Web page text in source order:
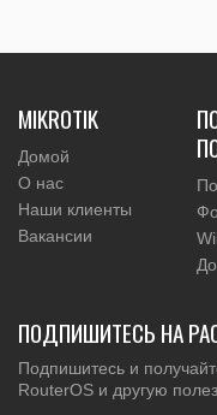
MIKROTIK
Домой
О нас
Наши клиенты
Вакансии
ПОДПИШИТЕСЬ НА
Подпишитесь и
RouterOS и другую